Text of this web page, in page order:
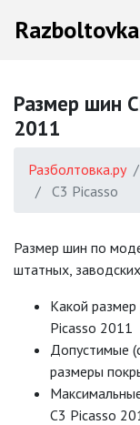
Razboltovka
Размер шин
2011
Разболтовка.ру
C3 Picasso
Размер шин по
штатных,
Какой
Picasso 2011
Допустимые
размеры
C3 Picasso